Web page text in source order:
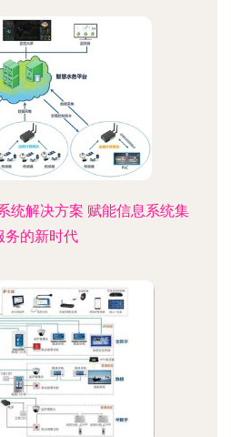
统解决方案 赋能信息系统集
务的新时代